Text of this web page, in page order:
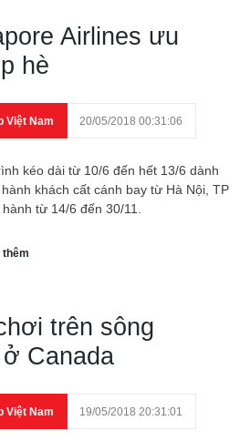
Airlines ưu
hè
Việt Nam 20/05/2018 00:31:06
kéo dài từ 10/6 đến hết 13/6 dành
khách cất cánh bay từ Hà Nội, TP
từ 14/6 đến 30/11.
thêm
trên sông
ở Canada
Việt Nam 19/05/2018 20:31:01